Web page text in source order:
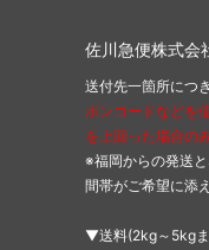
佐川急便株式会
送付先一箇所につ
ポンコードなどを
を上回った場合の
※福岡からの発送
間帯がご希望に添
▼送料(2kg～5kg